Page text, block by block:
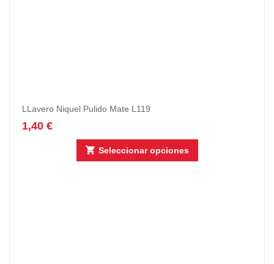
LLavero Niquel Pulido Mate L119
1,40 €
Seleccionar opciones